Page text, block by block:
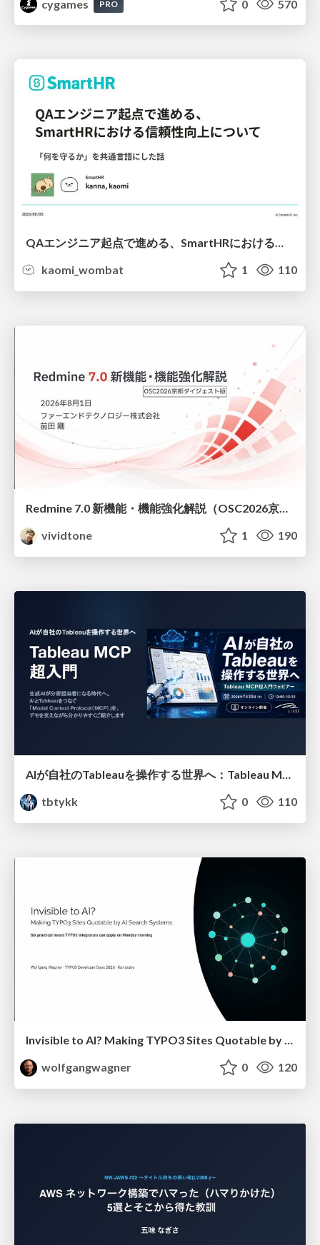
cygames
PRO 0 570
QAエンジニア起点で進める、SmartHRにおける信頼性向上について
kaomi_wombat
1 110
Redmine 7.0 新機能・機能強化解説（OSC2026京都ダイジェスト版）
vividtone
1 190
tbtykk
0 110
Invisible to AI? Making TYPO3 Sites Quotable by AI Search Systems
wolfgangwagner
0 120